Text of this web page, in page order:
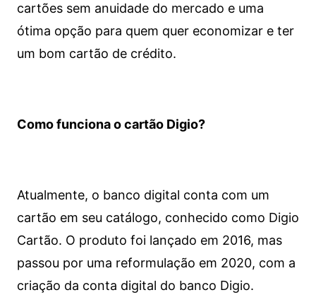
cartões sem anuidade do mercado e uma
ótima opção para quem quer economizar e ter
um bom cartão de crédito.
Como funciona o cartão Digio?
Atualmente, o banco digital conta com um
cartão em seu catálogo, conhecido como Digio
Cartão. O produto foi lançado em 2016, mas
passou por uma reformulação em 2020, com a
criação da conta digital do banco Digio.